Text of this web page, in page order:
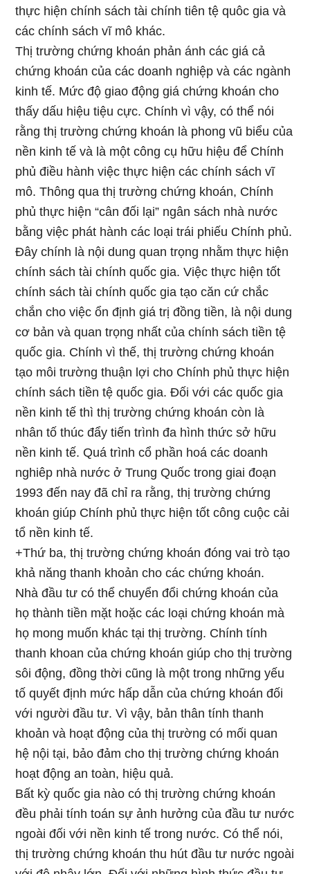
thực hiện chính sách tài chính tiên tệ quôc gia và
các chính sách vĩ mô khác.
Thị trường chứng khoán phản ánh các giá cả
chứng khoán của các doanh nghiệp và các ngành
kinh tế. Mức độ giao động giá chứng khoán cho
thấy dấu hiệu tiệu cực. Chính vì vậy, có thể nói
rằng thị trường chứng khoán là phong vũ biểu của
nền kinh tế và là một công cụ hữu hiệu để Chính
phủ điều hành việc thực hiện các chính sách vĩ
mô. Thông qua thị trường chứng khoán, Chính
phủ thực hiện “cân đối lại” ngân sách nhà nước
bằng việc phát hành các loại trái phiếu Chính phủ.
Đây chính là nội dung quan trọng nhằm thực hiện
chính sách tài chính quốc gia. Việc thực hiện tốt
chính sách tài chính quốc gia tạo căn cứ chắc
chắn cho việc ổn định giá trị đồng tiền, là nội dung
cơ bản và quan trọng nhất của chính sách tiền tệ
quốc gia. Chính vì thế, thị trường chứng khoán
tạo môi trường thuận lợi cho Chính phủ thực hiện
chính sách tiền tệ quốc gia. Đối với các quốc gia
nền kinh tế thì thị trường chứng khoán còn là
nhân tố thúc đẩy tiến trình đa hình thức sở hữu
nền kinh tế. Quá trình cổ phần hoá các doanh
nghiêp nhà nước ở Trung Quốc trong giai đoạn
1993 đến nay đã chỉ ra rằng, thị trường chứng
khoán giúp Chính phủ thực hiện tốt công cuộc cải
tổ nền kinh tế.
+Thứ ba, thị trường chứng khoán đóng vai trò tạo
khả năng thanh khoản cho các chứng khoán.
Nhà đầu tư có thể chuyển đổi chứng khoán của
họ thành tiền mặt hoặc các loại chứng khoán mà
họ mong muốn khác tại thị trường. Chính tính
thanh khoan của chứng khoán giúp cho thị trường
sôi động, đồng thời cũng là một trong những yếu
tố quyết định mức hấp dẫn của chứng khoán đối
với người đầu tư. Vì vậy, bản thân tính thanh
khoản và hoạt động của thị trường có mối quan
hệ nội tại, bảo đảm cho thị trường chứng khoán
hoạt động an toàn, hiệu quả.
Bất kỳ quốc gia nào có thị trường chứng khoán
đều phải tính toán sự ảnh hưởng của đầu tư nước
ngoài đối với nền kinh tế trong nước. Có thể nói,
thị trường chứng khoán thu hút đầu tư nước ngoài